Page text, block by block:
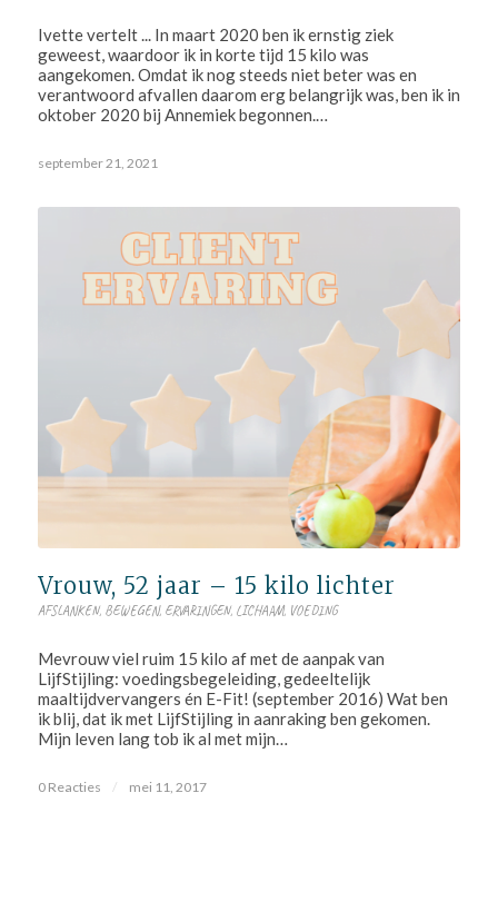
Ivette vertelt ... In maart 2020 ben ik ernstig ziek
geweest, waardoor ik in korte tijd 15 kilo was
aangekomen. Omdat ik nog steeds niet beter was en
verantwoord afvallen daarom erg belangrijk was, ben ik in
oktober 2020 bij Annemiek begonnen.…
september 21, 2021
Vrouw, 52 jaar – 15 kilo lichter
AFSLANKEN, BEWEGEN, ERVARINGEN, LICHAAM, VOEDING
Mevrouw viel ruim 15 kilo af met de aanpak van
LijfStijling: voedingsbegeleiding, gedeeltelijk
maaltijdvervangers én E-Fit! (september 2016) Wat ben
ik blij, dat ik met LijfStijling in aanraking ben gekomen.
Mijn leven lang tob ik al met mijn…
0 Reacties / mei 11, 2017